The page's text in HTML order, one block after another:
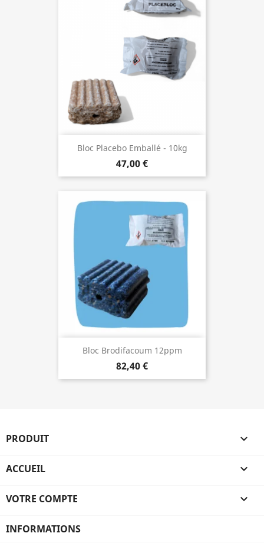
Bloc Placebo Emballé - 10kg
47,00 €
Bloc Brodifacoum 12ppm
82,40 €
PRODUIT 
ACCUEIL 
VOTRE COMPTE 
INFORMATIONS